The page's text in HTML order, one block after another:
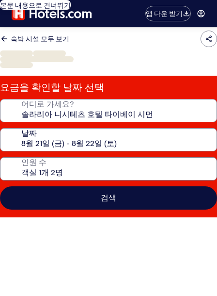
본문 내용으로 건너뛰기
앱 다운 받기
숙박 시설 모두 보기
요금을 확인할 날짜 선택
어디로 가세요?
날짜
인원 수
검색